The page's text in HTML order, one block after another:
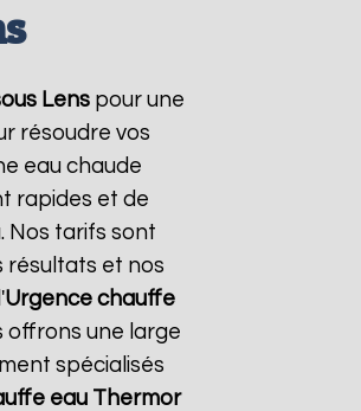
Lenspour une
résoudre vos
eau chaude
rapides et de
Nos tarifs sont
résultats et nos
Urgence chauffe
offrons une large
spécialisés
eau Thermor